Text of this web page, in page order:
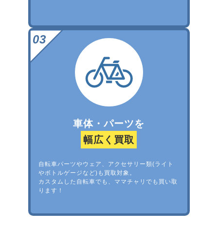
車体・パーツを
幅広く買取
自転車パーツやウェア、アクセサリー類(ライト
やボトルゲージなど)も買取対象。
カスタムした自転車でも、ママチャリでも買い取
ります！